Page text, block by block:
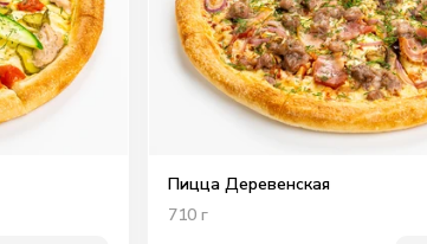
Пицца Деревенская
710 г